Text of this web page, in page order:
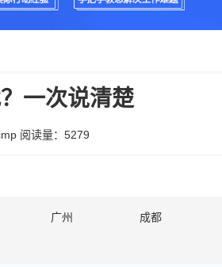
一次说清楚
阅读量：5279
广州
成都